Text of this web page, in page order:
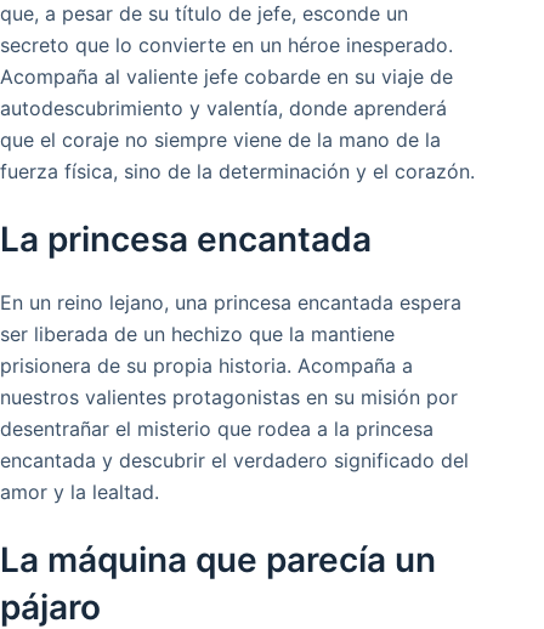
que, a pesar de su título de jefe, esconde un
secreto que lo convierte en un héroe inesperado.
Acompaña al valiente jefe cobarde en su viaje de
autodescubrimiento y valentía, donde aprenderá
que el coraje no siempre viene de la mano de la
fuerza física, sino de la determinación y el corazón.
La princesa encantada
En un reino lejano, una princesa encantada espera
ser liberada de un hechizo que la mantiene
prisionera de su propia historia. Acompaña a
nuestros valientes protagonistas en su misión por
desentrañar el misterio que rodea a la princesa
encantada y descubrir el verdadero significado del
amor y la lealtad.
La máquina que parecía un
pájaro